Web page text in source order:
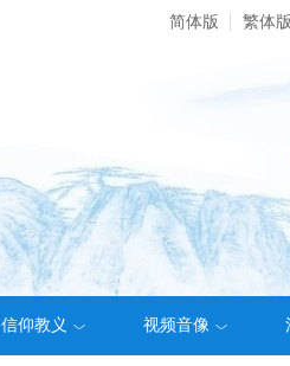
简体版 繁体版
信仰教义 视频音像